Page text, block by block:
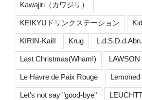
Kawajiri（カワジリ）
KEIKYUドリンクステーション
KIRIN-KaiII Krug
Last Christmas(Wham!) LAWSON
Le Havre de Paix Rouge
Let's not say "good-bye"